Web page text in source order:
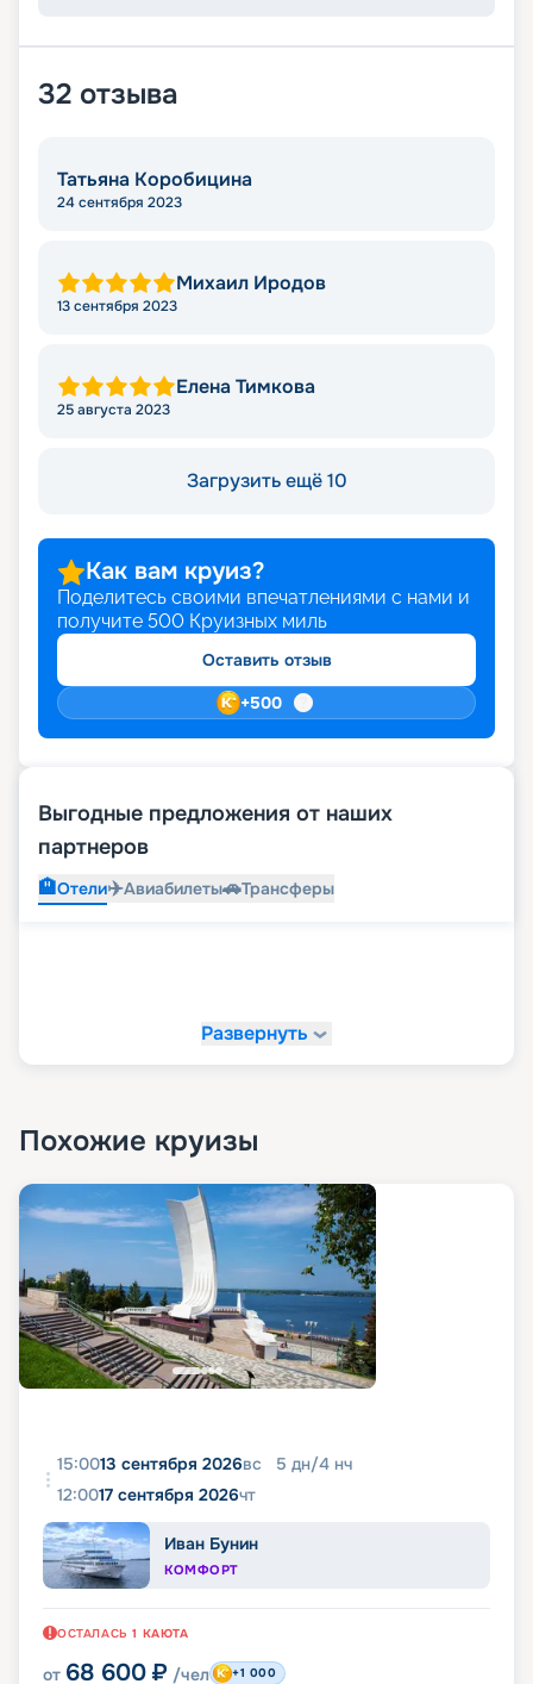
32 отзыва
Татьяна Коробицина
24 сентября 2023
Михаил Иродов
13 сентября 2023
Елена Тимкова
25 августа 2023
Загрузить ещё 10
Как вам круиз?
Поделитесь своими впечатлениями с нами и
получите 500 Круизных миль
Оставить отзыв
+500
Выгодные предложения от наших
партнеров
🏨Отели✈️Авиабилеты🚗Трансферы
Развернуть
Похожие круизы
15:0013 сентября 2026вс 5 дн/4 нч
12:0017 сентября 2026чт
Иван Бунин
КОМФОРТ
ОСТАЛАСЬ 1 КАЮТА
от 68 600 ₽ /чел +1 000